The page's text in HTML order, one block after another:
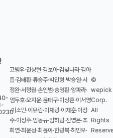
고병우·권상현·김보아·김빛나라·김아
름·김태환·류승주·박민형·박승열·서
정완·서청원·손인범·송영환·양파라·
엄두호·오지윤·윤태구·이상훈·이서영
·이소민·이유림·이재광·이재훈·이정
수·이정주·임동규·임하림·전영은·조
희연·최윤성·최윤아·한광복·허민우·
©
wepick
Corp.
All
Rights